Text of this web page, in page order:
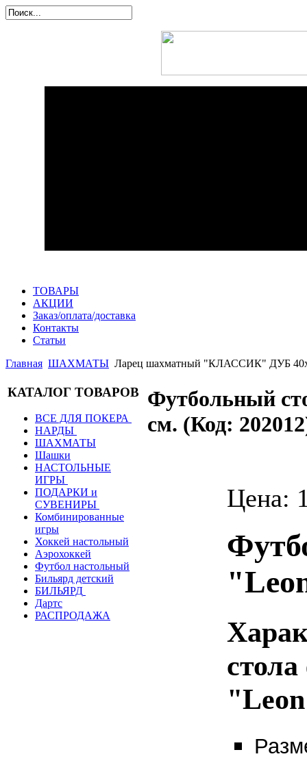
ТОВАРЫ
АКЦИИ
Заказ/оплата/доставка
Контакты
Статьи
Главная ШАХМАТЫ Ларец шахматный "КЛАССИК" ДУБ
КАТАЛОГ ТОВАРОВ
ВСЕ ДЛЯ ПОКЕРА
НАРДЫ
ШАХМАТЫ
Шашки
НАСТОЛЬНЫЕ
ИГРЫ
ПОДАРКИ и
СУВЕНИРЫ
Комбинированные
игры
Хоккей настольный
Аэрохоккей
Футбол настольный
Бильярд детский
БИЛЬЯРД
Дартс
РАСПРОДАЖА
Футбольный
см. (Код: 202012
Цена: